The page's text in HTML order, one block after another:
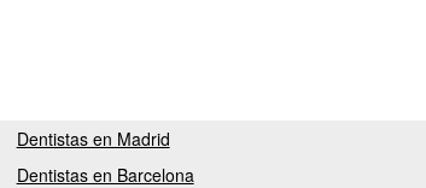
Dentistas en Madrid
Dentistas en Barcelona